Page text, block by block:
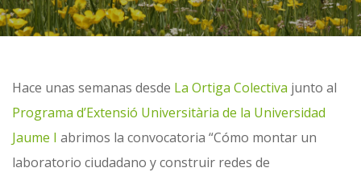
Hace unas semanas desde La Ortiga Colectiva junto al
Programa d’Extensió Universitària de la Universidad
Jaume I abrimos la convocatoria “Cómo montar un
laboratorio ciudadano y construir redes de